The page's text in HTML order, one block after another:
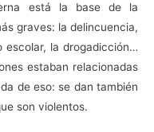
está la base de la
graves: la delincuencia,
escolar, la drogadicción…
estaban relacionadas
de eso: se dan también
son violentos.